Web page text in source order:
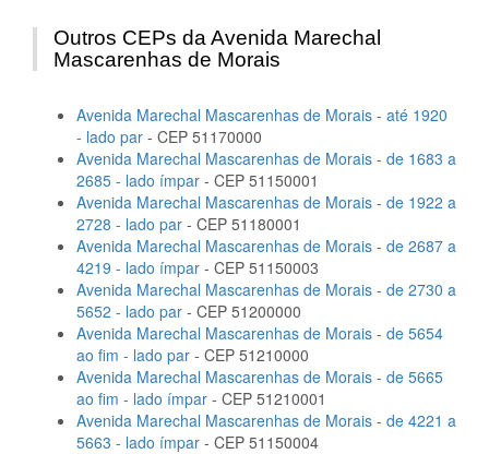
Outros CEPs da Avenida Marechal
Mascarenhas de Morais
Avenida Marechal Mascarenhas de Morais - até 1920
- lado par - CEP 51170000
Avenida Marechal Mascarenhas de Morais - de 1683 a
2685 - lado ímpar - CEP 51150001
Avenida Marechal Mascarenhas de Morais - de 1922 a
2728 - lado par - CEP 51180001
Avenida Marechal Mascarenhas de Morais - de 2687 a
4219 - lado ímpar - CEP 51150003
Avenida Marechal Mascarenhas de Morais - de 2730 a
5652 - lado par - CEP 51200000
Avenida Marechal Mascarenhas de Morais - de 5654
ao fim - lado par - CEP 51210000
Avenida Marechal Mascarenhas de Morais - de 5665
ao fim - lado ímpar - CEP 51210001
Avenida Marechal Mascarenhas de Morais - de 4221 a
5663 - lado ímpar - CEP 51150004